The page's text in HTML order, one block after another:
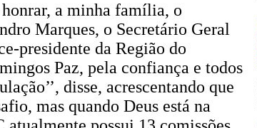
a minha família, o
Marques, o Secretário Geral
presidente da Região do
Paz, pela confiança e todos
disse, acrescentando que
mas quando Deus está na